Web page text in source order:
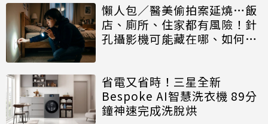
懶人包／醫美偷拍案延燒…飯
店、廁所、住家都有風險！針
孔攝影機可能藏在哪、如何自
省電又省時！三星全新
Bespoke AI智慧洗衣機 89分
鐘神速完成洗脫烘